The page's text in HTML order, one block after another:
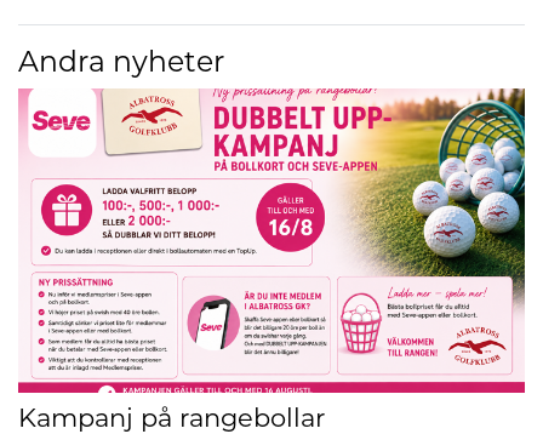
Andra nyheter
Kampanj på rangebollar